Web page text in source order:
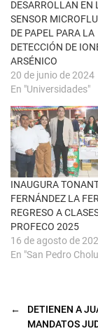
n
t
a
n
a
n
u
e
v
a
)
k
(
S
e
a
b
e
e
n
u
n
a
v
e
n
t
a
n
a
n
u
e
v
a
)
DESARROLLAN EN
SENSOR
DE PAPEL PARA LA
DETECCIÓN DE
ARSÉNICO
20 de junio de 2024
En "Universidades"
INAUGURA
FERNÁNDEZ LA
REGRESO A
PROFECO 2025
16 de agosto de
En "San Pedro
←
DETIENEN A
MANDATOS